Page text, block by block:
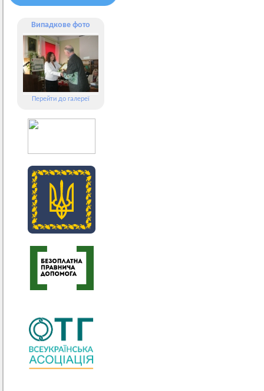
Випадкове фото
Перейти до галереї